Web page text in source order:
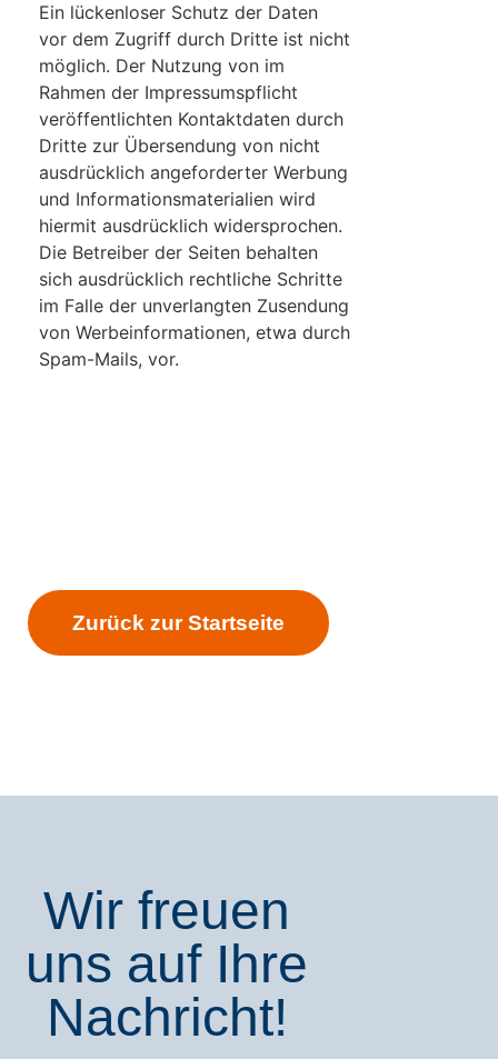
Ein lückenloser Schutz der Daten
vor dem Zugriff durch Dritte ist nicht
möglich. Der Nutzung von im
Rahmen der Impressumspflicht
veröffentlichten Kontaktdaten durch
Dritte zur Übersendung von nicht
ausdrücklich angeforderter Werbung
und Informationsmaterialien wird
hiermit ausdrücklich widersprochen.
Die Betreiber der Seiten behalten
sich ausdrücklich rechtliche Schritte
im Falle der unverlangten Zusendung
von Werbeinformationen, etwa durch
Spam-Mails, vor.
Zurück zur Startseite
Wir freuen
uns auf Ihre
Nachricht!